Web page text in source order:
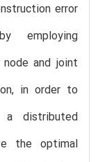
error
employing
and joint
in order to
a distributed
the optimal